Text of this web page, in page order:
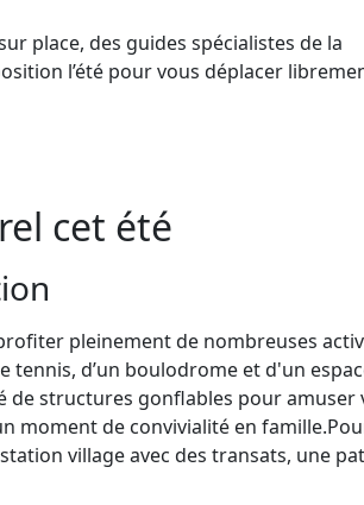
place, des guides spécialistes de la
l’été pour vous déplacer
cet été
pleinement de nombreuses
tennis, d’un boulodrome et d'un
structures gonflables pour
de convivialité en
village avec des transats, une